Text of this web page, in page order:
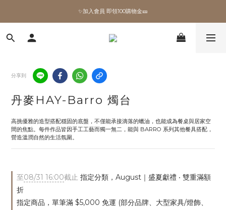
✨加入會員 即領100購物金🎫
✨加入會員 即領100購物金🎫
全館滿額現折🔥
✨加入會員 即領100購物金🎫
分享到
丹麥HAY-Barro 燭台
高挑優雅的造型搭配穩固的底盤，不僅能承接滴落的蠟油，也能成為餐桌與居家空
間的焦點。每件作品皆因手工工藝而獨一無二，能與 BARRO 系列其他餐具搭配，
營造溫潤自然的生活氛圍。
至08/31 16:00截止 指定分類，August｜盛夏獻禮 ‧ 雙重滿額
折
指定商品，單筆滿 $5,000 免運 (部分品牌、大型家具/燈飾、